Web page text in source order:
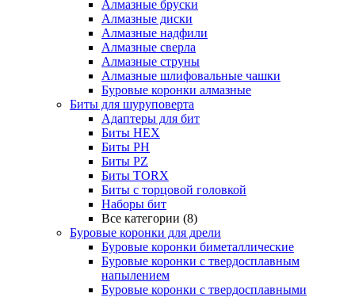
Алмазные бруски
Алмазные диски
Алмазные надфили
Алмазные сверла
Алмазные струны
Алмазные шлифовальные чашки
Буровые коронки алмазные
Биты для шуруповерта
Адаптеры для бит
Биты HEX
Биты PH
Биты PZ
Биты TORX
Биты с торцовой головкой
Наборы бит
Все категории (8)
Буровые коронки для дрели
Буровые коронки биметаллические
Буровые коронки с твердосплавным
напылением
Буровые коронки с твердосплавными